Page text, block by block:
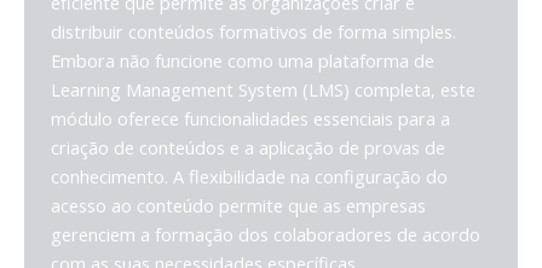
distribuir conteúdos formativos de forma simples.
Embora não funcione como uma plataforma de
Learning Management System (LMS) completa, este
módulo oferece funcionalidades essenciais para a
criação de conteúdos e a aplicação de provas de
conhecimento. A flexibilidade na configuração do
acesso ao conteúdo permite que as empresas
gerenciem a formação dos colaboradores de acordo
com as suas necessidades específicas.